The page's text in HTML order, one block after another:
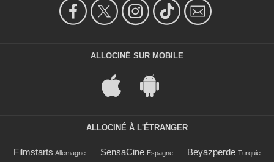
ALLOCINÉ SUR MOBILE
ALLOCINÉ À L'ÉTRANGER
Filmstarts Allemagne SensaCine Espagne Beyazperde Turquie